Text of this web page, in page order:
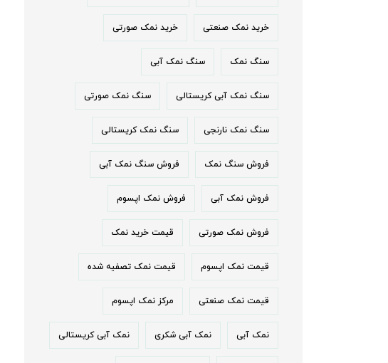
خرید نمک صنعتی خرید نمک صورتی
سنگ نمک سنگ نمک آبی
سنگ نمک آبی کریستالی سنگ نمک صورتی
سنگ نمک نارنجی سنگ نمک کریستالی
فروش سنگ نمک فروش سنگ نمک آبی
فروش نمک آبی فروش نمک اپسوم
فروش نمک صورتی قیمت خرید نمک
قیمت نمک اپسوم قیمت نمک تصفیه شده
قیمت نمک صنعتی مرکز نمک اپسوم
نمک آبی نمک آبی شکری نمک آبی کریستالی